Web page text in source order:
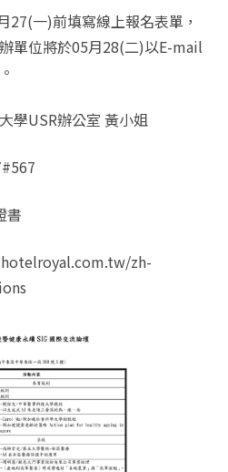
27(一)前填寫線上報名表單，
單位將於05月28(二)以E-mail
學USR辦公室 黃小姐
書
zh-